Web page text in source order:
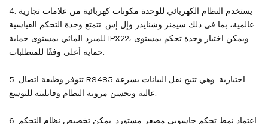
4. يستخدم النظام الكهربائي للوحدة مكونات كهربائية من علامات تجارية
عالمية، بما في ذلك سيمنز وشنايدر وإل إس. تتمتع وحدة التحكم القياسية
للمبرد المائي بمستوى حماية IPX22، ويمكن اختيار وحدة تحكم بمستوى
5. تتوفر وظيفة اتصال RS485 اختيارية. وهي تتيح نقل البيانات بسرعة
6. اعتماد نمط تحكم حاسوبي مصغر مستورد. يمكن تخصيص نظام التحكم